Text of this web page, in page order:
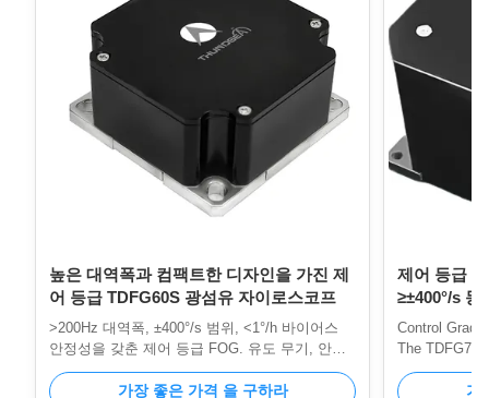
높은 대역폭과 컴팩트한 디자인을 가진 제
어 등급 TDFG60S 광섬유 자이로스코프
>200Hz 대역폭, ±400°/s 범위, <1°/h 바이어스
안정성을 갖춘 제어 등급 FOG. 유도 무기, 안정
화 및 산업 제어를 위한 작고 가벼운 전고체 설계
입니다.
가장 좋은 가격 을 구하라
제어 등급
≥±400°/s 동
및 ≤500g 무
Control
The
advanced
the Sagnac가